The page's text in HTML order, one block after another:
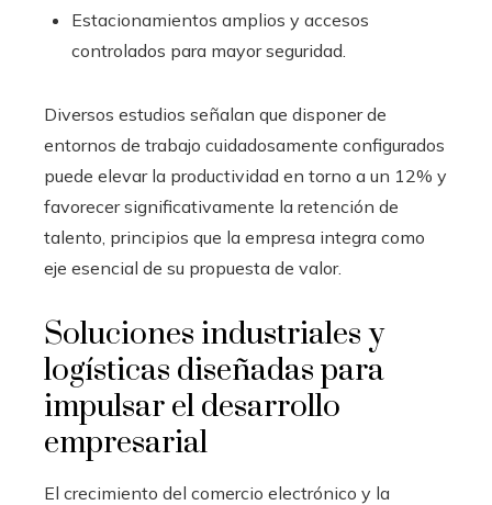
Estacionamientos amplios y accesos
controlados para mayor seguridad.
Diversos estudios señalan que disponer de
entornos de trabajo cuidadosamente configurados
puede elevar la productividad en torno a un 12% y
favorecer significativamente la retención de
talento, principios que la empresa integra como
eje esencial de su propuesta de valor.
Soluciones industriales y
logísticas diseñadas para
impulsar el desarrollo
empresarial
El crecimiento del comercio electrónico y la